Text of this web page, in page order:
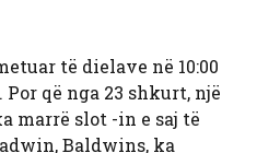
të dielave në 10:00
që nga 23 shkurt, një
marrë slot -in e saj të
Baldwins, ka